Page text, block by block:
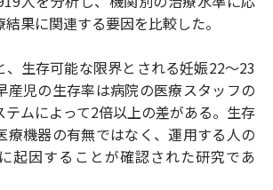
果に関連する要因を比較した。
、生存可能な限界とされる妊娠22〜23
産児の生存率は病院の医療スタッフの
ムによって2倍以上の差がある。生存
療機器の有無ではなく、運用する人の
起因することが確認された研究であ